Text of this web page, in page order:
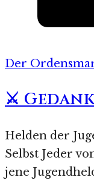
Der
⚔️
Helden der
Selbst Jeder
jene